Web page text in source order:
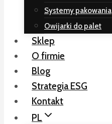
Systemy pakowania
Owijarki do palet
Sklep
O firmie
Blog
Strategia ESG
Kontakt
PL